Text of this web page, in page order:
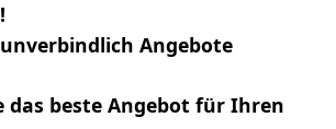
Angebote
das beste Angebot für Ihren